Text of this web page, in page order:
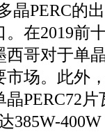
晶PERC的
在2019前
哥对于单
市场。此外
PERC72
385W-